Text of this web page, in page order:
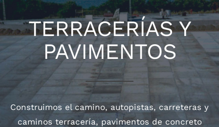
TERRACERÍAS Y
PAVIMENTOS
Construimos el camino, autopistas, carreteras y
caminos terracería, pavimentos de concreto